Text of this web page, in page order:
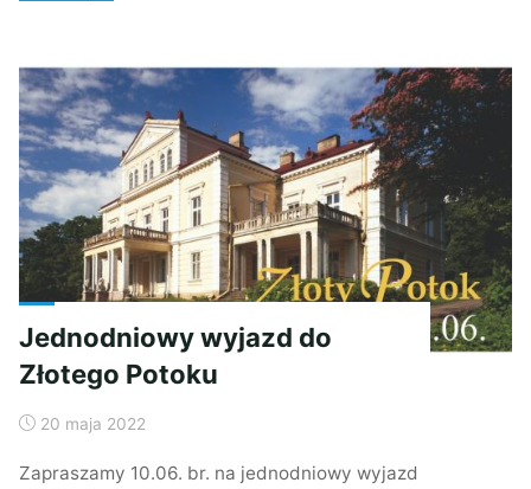
na
wyjazd"
Jednodniowy wyjazd do
Złotego Potoku
20 maja 2022
Zapraszamy 10.06. br. na jednodniowy wyjazd